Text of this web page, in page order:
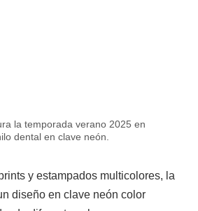
la temporada verano 2025 en
dental en clave neón.
y estampados multicolores, la
diseño en clave neón color